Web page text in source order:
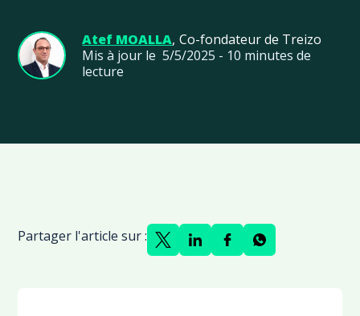
Atef MOALLA, Co-fondateur de Treizo
Mis à jour le 5/5/2025 - 10 minutes de
lecture
Partager l'article sur :